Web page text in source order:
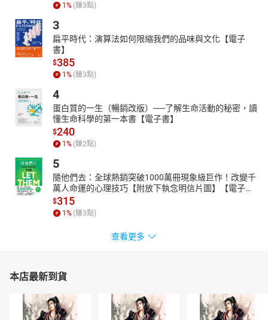
1 % (賺3點)
3
扁平時代：演算法如何限縮我們的品味與文化【電子
書】
$385
1 % (賺3點)
4
蛋白質的一生（暢銷改版）──了解生命活動的秘密，讀
懂生命科學的第一本書【電子書】
$240
1 % (賺2點)
5
隨他們去：全球熱銷突破1000萬冊現象級巨作！改變千
萬人命運的心理技巧【附放下執念明信片圖】【電子
書】
$315
1 % (賺3點)
查看更多
本店最新到貨